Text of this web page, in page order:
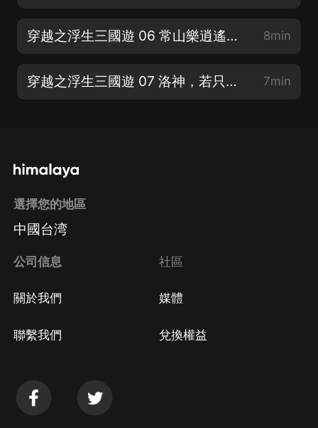
穿越之浮生三國遊 06 常山樂逍遙（下） 8min
穿越之浮生三國遊 07 洛神，若只如初見（上） 7min
選擇您的地區
中國台湾
公司信息
關於我們
聯繫我們
社區
媒體
兌換權益